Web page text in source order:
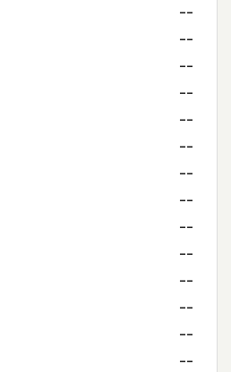
--
--
--
--
--
--
--
--
--
--
--
--
--
--